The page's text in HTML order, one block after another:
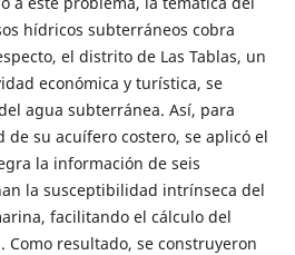
hídricos subterráneos cobra
el distrito de Las Tablas, un
económica y turística, se
agua subterránea. Así, para
su acuífero costero, se aplicó el
la información de seis
la susceptibilidad intrínseca del
facilitando el cálculo del
resultado, se construyeron